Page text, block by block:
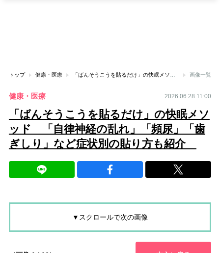
トップ 健康・医療 画像一覧
健康・医療 2026.06.28 11:00
「ばんそうこうを貼るだけ」の快眠メソ
ッド 「自律神経の乱れ」「頻尿」「歯
ぎしり」など症状別の貼り方も紹介
▼スクロールで次の画像